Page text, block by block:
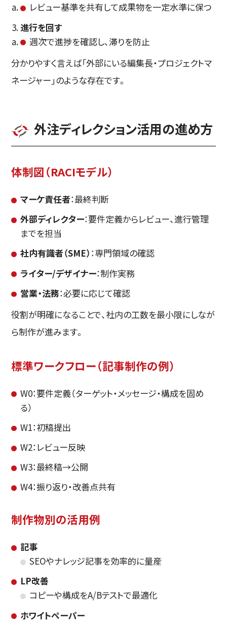
レビュー基準を共有して成果物を一定水準に保つ
進行を回す
週次で進捗を確認し、滞りを防止
分かりやすく言えば「外部にいる編集長・プロジェクトマ
ネージャー」のような存在です。
外注ディレクション活用の進め方
体制図（RACIモデル）
マーケ責任者：最終判断
外部ディレクター：要件定義からレビュー、進行管理
までを担当
社内有識者（SME） ：専門領域の確認
ライター/デザイナー：制作実務
営業・法務：必要に応じて確認
役割が明確になることで、社内の工数を最小限にしなが
ら制作が進みます。
標準ワークフロー（記事制作の例）
W0：要件定義（ターゲット・メッセージ・構成を固め
る）
W1：初稿提出
W2：レビュー反映
W3：最終稿→公開
W4：振り返り・改善点共有
制作物別の活用例
記事
SEOやナレッジ記事を効率的に量産
LP改善
コピーや構成をA/Bテストで最適化
ホワイトペーパー